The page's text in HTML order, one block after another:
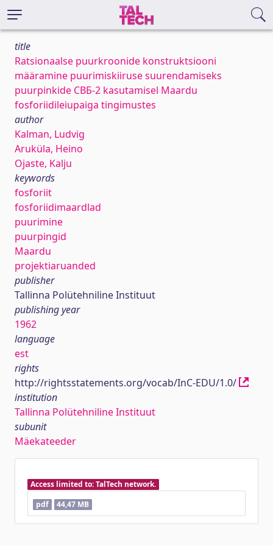
title
Ratsionaalse puurkroonide konstruktsiooni
määramine puurimiskiiruse suurendamiseks
puurpinkide СВБ-2 kasutamisel Maardu
fosforiidileiupaiga tingimustes
author
Kalman, Ludvig
Aruküla, Heino
Ojaste, Kalju
keywords
fosforiit
fosforiidimaardlad
puurimine
puurpingid
Maardu
projektiaruanded
publisher
Tallinna Polütehniline Instituut
publishing year
1962
language
est
rights
http://rightsstatements.org/vocab/InC-EDU/1.0/
institution
Tallinna Polütehniline Instituut
subunit
Mäekateeder
Access limited to: TalTech network.
pdf
44,47 MB